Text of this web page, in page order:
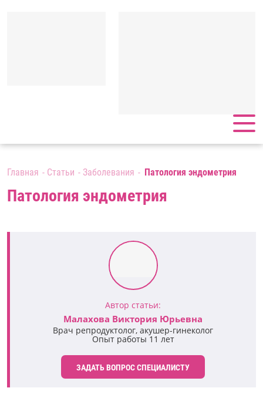
Главная Статьи Заболевания Патология эндометрия
Патология эндометрия
Автор статьи:
Малахова Виктория Юрьевна
Врач репродуктолог, акушер-гинеколог
Опыт работы 11 лет
ЗАДАТЬ ВОПРОС СПЕЦИАЛИСТУ